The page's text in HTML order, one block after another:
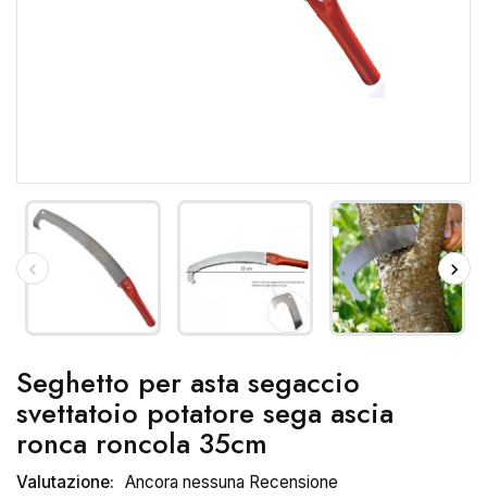
Seghetto per asta segaccio
svettatoio potatore sega ascia
ronca roncola 35cm
Valutazione: Ancora nessuna Recensione